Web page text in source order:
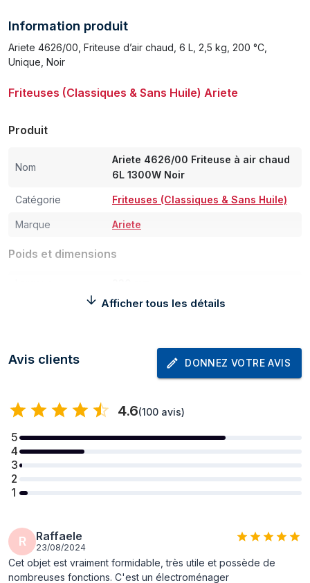
Information produit
Ariete 4626/00, Friteuse d’air chaud, 6 L, 2,5 kg, 200 °C,
Unique, Noir
Friteuses (Classiques & Sans Huile) Ariete
Produit
Nom
Ariete 4626/00 Friteuse à air chaud
6L 1300W Noir
Catégorie Friteuses (Classiques & Sans Huile)
Marque Ariete
Poids et dimensions
350 mm
Poids
Puissance
Puissance 1300 W
Indication
Type d'écran
Design
Afficher tous les détails
Avis clients DONNEZ VOTRE AVIS
4.6(100 avis)
5
4
3
2
1
R Raffaele
23/08/2024
Cet objet est vraiment formidable, très utile et possède de
nombreuses fonctions. C'est un électroménager